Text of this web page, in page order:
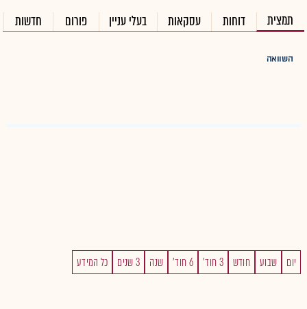
תמצית דוחות עסקאות בעלי עניין פורום חדשות
השוואה
יום שבוע חודש 3 חוד' 6 חוד' שנה 3 שנים כל המידע